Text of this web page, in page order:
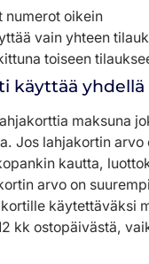
numerot oikein
vain yhteen
toiseen
käyttää yhdellä
maksuna
Jos lahjakortin
kautta,
arvo on
käytettäväksi
kk ostopäivästä,